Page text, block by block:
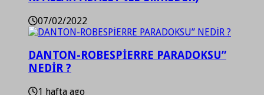
07/02/2022
DANTON-ROBESPİERRE PARADOKSU”
NEDİR ?
1 hafta ago